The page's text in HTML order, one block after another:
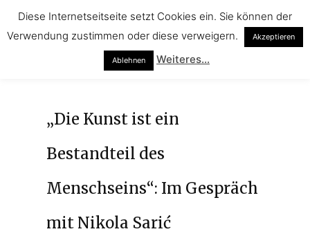
„Die Kunst ist ein
Bestandteil des
Menschseins“: Im Gespräch
mit Nikola Sarić
Diese Internetseitseite setzt Cookies ein. Sie können der
Verwendung zustimmen oder diese verweigern.
Akzeptieren
Ablehnen Weiteres...